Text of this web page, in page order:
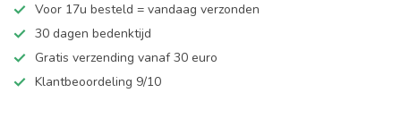
Voor 17u besteld = vandaag verzonden
30 dagen bedenktijd
Gratis verzending vanaf 30 euro
Klantbeoordeling 9/10